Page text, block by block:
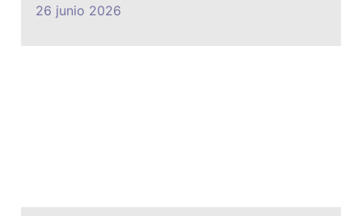
26 junio 2026